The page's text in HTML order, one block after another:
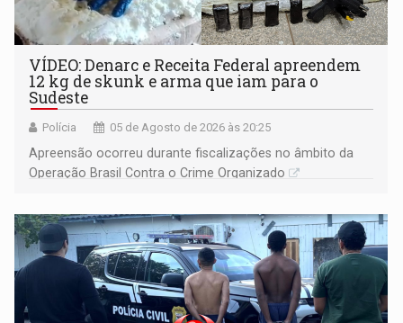
VÍDEO: Denarc e Receita Federal apreendem
12 kg de skunk e arma que iam para o
Sudeste
Polícia 05 de Agosto de 2026 às 20:25
Apreensão ocorreu durante fiscalizações no âmbito da
Operação Brasil Contra o Crime Organizado